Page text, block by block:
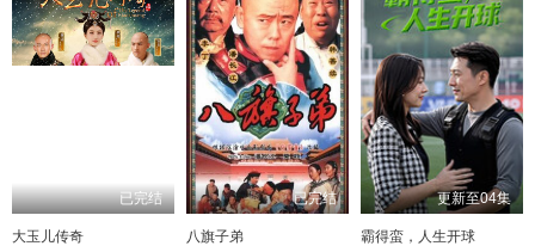
已完结
大玉儿传奇
已完结
八旗子弟
更新至04集
霸得蛮，人生开球